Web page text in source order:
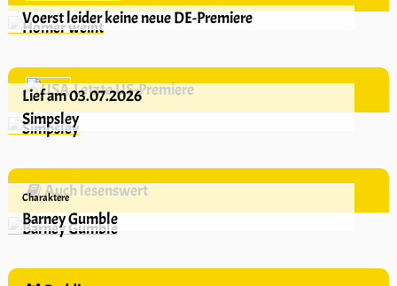
Voerst leider keine neue DE-Premiere
Letzte US-Premiere
Lief am 03.07.2026
Simpsley
Auch lesenswert
Charaktere
Barney Gumble